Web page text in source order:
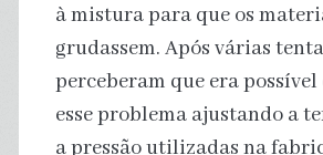
à mistura para que os
grudassem. Após várias
perceberam que era
esse problema ajustando a
a pressão utilizadas na